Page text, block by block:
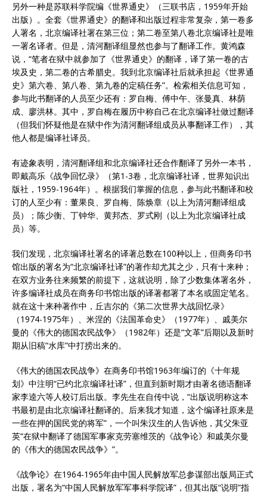
另外一种是苏联科学院编《世界通史》（三联书店，1959年开始
出版）。全套《世界通史》的翻译和出版过程非常复杂，第一卷多
人署名，北京编译社署在第三位；第二卷至第八卷北京编译社是唯
一署名译者。但是，清河翻译组显然也参与了翻译工作。黄鸿森
说，“笔者在狱中就参加了《世界通史》的翻译，译了第一卷的古
埃及史，第二卷的古希腊史。我到北京编译社后就承担起《世界通
史》第六卷、第八卷、第九卷的定稿任务”。检索相关信息可知，
参与此书翻译的人员至少还有：罗自梅、傅中午、张曼真、林荫
成、廖洪林。其中，罗自梅在履历中称自己在北京编译社做过翻译
（但我们怀疑他是在狱中作为清河翻译组成员从事翻译工作），其
他人都是编译社译员。
有迹象表明，清河翻译组和北京编译社还合作翻译了另外一本书，
即戴高乐《战争回忆录》（第1-3卷，北京编译社译，世界知识出
版社，1959-1964年）。根据我们掌握的信息，参与此书翻译和校
订的人至少有：董果良、罗自梅、陈焕章（以上为清河翻译组成
员）；陈少衡、丁钟华、黄邦杰、罗式刚（以上为北京编译社成
员）等。
我们发现，北京编译社署名的译著总数在100种以上，但商务印书
馆出版的署名为“北京编译社译”的著作却尤其之少，只有十来种；
在双方业务往来频繁的前提下，这就说明，除了少数集体署名外，
许多编译社成员在商务印书馆出版的译著都署了本名或固定笔名。
就在这十来种著作中，丘吉尔的《第二次世界大战回忆录》
（1974-1975年）、米涅的《法国革命史》（1977年）、戚美尔
曼的《伟大的德国农民战争》（1982年）还是“文革”后期以及新时
期从旧稿“水库”中打捞出来的。
《伟大的德国农民战争》在商务印书馆1963年编订的《十年规
划》中注明“已约北京编译社译”，但直到新时期才由著名德语翻译
家李逵六等人校订后出版。李先生在自传中说，“出版说明称这本
书最初是由北京编译社翻译的。后来我才知道，这个编译社原来是
一些在押的国民党的将军”，一个叫朱汉生的人告诉他，其父朱亚
英“在狱中翻译了德国军事家克劳塞维茨的《战争论》和戚美尔曼
的《伟大的德国农民战争》”。
《战争论》在1964-1965年由中国人民解放军总参谋部出版局正式
出版，署名为“中国人民解放军军事科学院译”，但其出版“说明”指